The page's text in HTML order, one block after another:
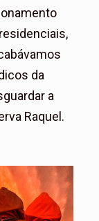
da
a
Raquel.